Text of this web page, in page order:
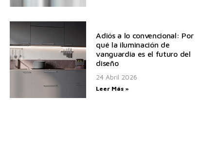
Adiós a lo convencional: Por
qué la iluminación de
vanguardia es el futuro del
diseño
24 Abril 2026
Leer Más »